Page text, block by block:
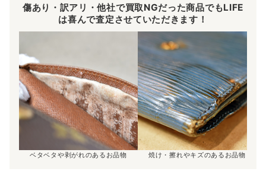
傷あり・訳アリ・他社で買取NGだった商品でもLIFE
は喜んで査定させていただきます！
ベタベタや剥がれのあるお品物 焼け・擦れやキズのあるお品物